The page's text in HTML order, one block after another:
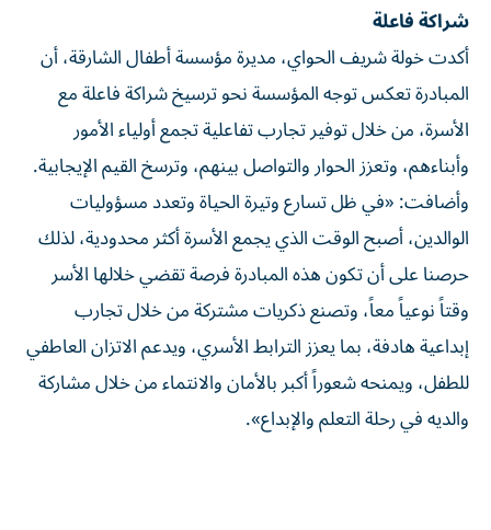
شراكة فاعلة
أكدت خولة شريف الحواي، مديرة مؤسسة أطفال الشارقة، أن
المبادرة تعكس توجه المؤسسة نحو ترسيخ شراكة فاعلة مع
الأسرة، من خلال توفير تجارب تفاعلية تجمع أولياء الأمور
وأبناءهم، وتعزز الحوار والتواصل بينهم، وترسخ القيم الإيجابية.
وأضافت: «في ظل تسارع وتيرة الحياة وتعدد مسؤوليات
الوالدين، أصبح الوقت الذي يجمع الأسرة أكثر محدودية، لذلك
حرصنا على أن تكون هذه المبادرة فرصة تقضي خلالها الأسر
وقتاً نوعياً معاً، وتصنع ذكريات مشتركة من خلال تجارب
إبداعية هادفة، بما يعزز الترابط الأسري، ويدعم الاتزان العاطفي
للطفل، ويمنحه شعوراً أكبر بالأمان والانتماء من خلال مشاركة
والديه في رحلة التعلم والإبداع».